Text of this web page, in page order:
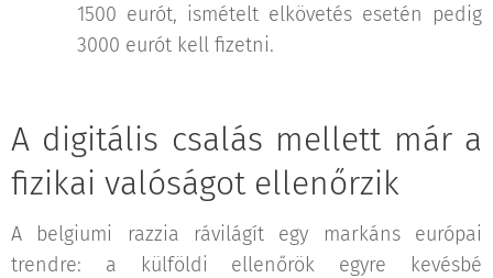
1500 eurót, ismételt elkövetés esetén pedig
3000 eurót kell fizetni.
A digitális csalás mellett már a
fizikai valóságot ellenőrzik
A belgiumi razzia rávilágít egy markáns európai
trendre: a külföldi ellenőrök egyre kevésbé